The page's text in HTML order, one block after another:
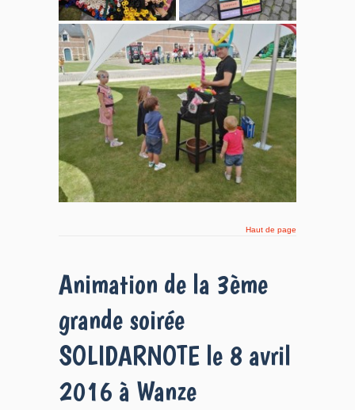
Haut de page
Animation de la 3ème
grande soirée
SOLIDARNOTE le 8 avril
2016 à Wanze